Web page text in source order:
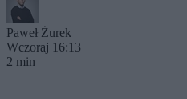
Paweł Żurek
Wczoraj 16:13
2 min